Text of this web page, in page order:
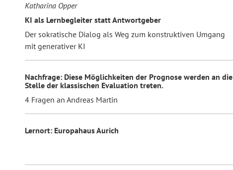
Katharina Opper
KI als Lernbegleiter statt Antwortgeber
Der sokratische Dialog als Weg zum konstruktiven Umgang
mit generativer KI
Nachfrage: Diese Möglichkeiten der Prognose werden an die
Stelle der klassischen Evaluation treten.
4 Fragen an Andreas Martin
Lernort: Europahaus Aurich